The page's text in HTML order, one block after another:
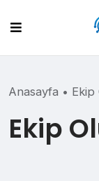
content
Anasayfa • Ekip
Ekip